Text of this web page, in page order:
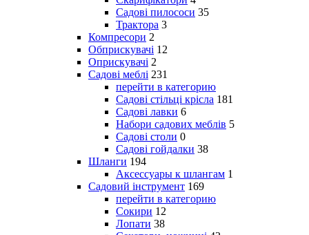
Садові пилососи 35
Трактора 3
Компресори 2
Обприскувачі 12
Оприскувачі 2
Садові меблі 231
перейти в категорию
Садові стільці крісла 181
Садові лавки 6
Набори садових меблів 5
Садові столи 0
Садові гойдалки 38
Шланги 194
Аксессуары к шлангам 1
Садовий інструмент 169
перейти в категорию
Сокири 12
Лопати 38